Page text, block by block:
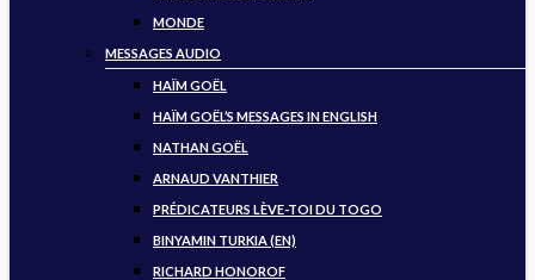
MONDE
MESSAGES AUDIO
HAÏM GOËL
HAÏM GOËL’S MESSAGES IN ENGLISH
NATHAN GOËL
ARNAUD VANTHIER
PRÉDICATEURS LÈVE-TOI DU TOGO
BINYAMIN TURKIA (EN)
RICHARD HONOROF